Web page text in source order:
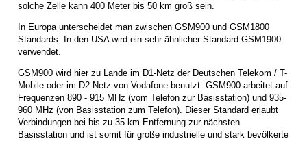
solche Zelle kann 400 Meter bis 50 km groß sein.
In Europa unterscheidet man zwischen GSM900 und GSM1800
Standards. In den USA wird ein sehr ähnlicher Standard GSM1900
verwendet.
GSM900 wird hier zu Lande im D1-Netz der Deutschen Telekom / T-
Mobile oder im D2-Netz von Vodafone benutzt. GSM900 arbeitet auf
Frequenzen 890 - 915 MHz (vom Telefon zur Basisstation) und 935-
960 MHz (von Basisstation zum Telefon). Dieser Standard erlaubt
Verbindungen bei bis zu 35 km Entfernung zur nächsten
Basisstation und ist somit für große industrielle und stark bevölkerte